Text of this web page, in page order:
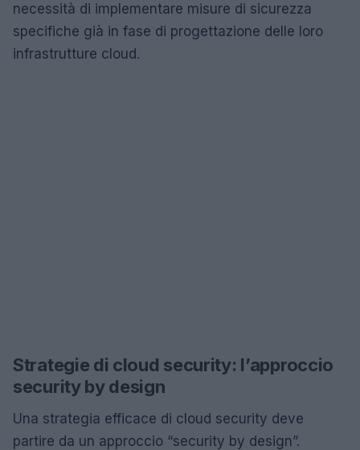
necessità di implementare misure di sicurezza
specifiche già in fase di progettazione delle loro
infrastrutture cloud.
Strategie di cloud security: l’approccio
security by design
Una strategia efficace di cloud security deve
partire da un approccio “security by design”.